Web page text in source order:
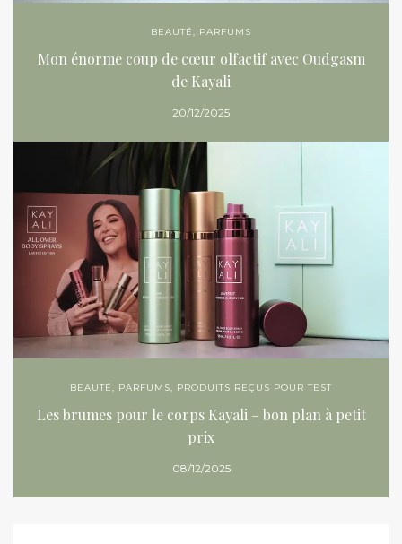
BEAUTÉ, PARFUMS
Mon énorme coup de cœur olfactif avec Oudgasm
de Kayali
20/12/2025
BEAUTÉ, PARFUMS, PRODUITS REÇUS POUR TEST
Les brumes pour le corps Kayali – bon plan à petit
prix
08/12/2025